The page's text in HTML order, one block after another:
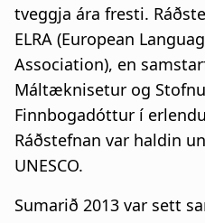
tveggja ára fresti.
ELRA (European
Association), en
Máltæknisetur og
Finnbogadóttur í
Ráðstefnan var haldin
UNESCO.
Sumarið 2013 var sett